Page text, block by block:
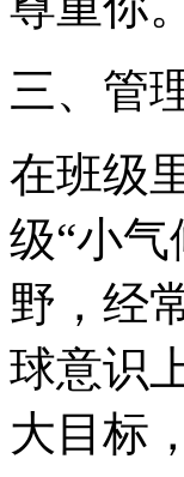
三、管
在班级
级“小
野，经
球意识
大目标